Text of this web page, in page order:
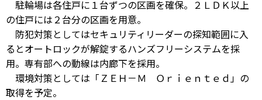
駐輪場は各住戸に１台ずつの区画を確保。２ＬＤＫ以上
の住戸には２台分の区画を用意。
防犯対策としてはセキュリティリーダーの探知範囲に入
るとオートロックが解錠するハンズフリーシステムを採
用。専有部への動線は内廊下を採用。
環境対策としては「ＺＥＨ－Ｍ Ｏｒｉｅｎｔｅｄ」の
取得を予定。